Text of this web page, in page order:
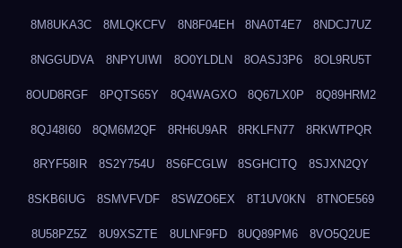
8M8UKA3C 8MLQKCFV 8N8F04EH 8NA0T4E7 8NDCJ7UZ
8NGGUDVA 8NPYUIWI 8O0YLDLN 8OASJ3P6 8OL9RU5T
8OUD8RGF 8PQTS65Y 8Q4WAGXO 8Q67LX0P 8Q89HRM2
8QJ48I60 8QM6M2QF 8RH6U9AR 8RKLFN77 8RKWTPQR
8RYF58IR 8S2Y754U 8S6FCGLW 8SGHCITQ 8SJXN2QY
8SKB6IUG 8SMVFVDF 8SWZO6EX 8T1UV0KN 8TNOE569
8U58PZ5Z 8U9XSZTE 8ULNF9FD 8UQ89PM6 8VO5Q2UE